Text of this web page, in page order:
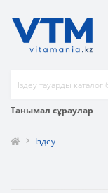
Танымал сұраулар
Іздеу